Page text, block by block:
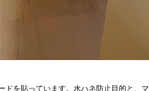
ドを貼っています。水ハネ防止目的と、マ